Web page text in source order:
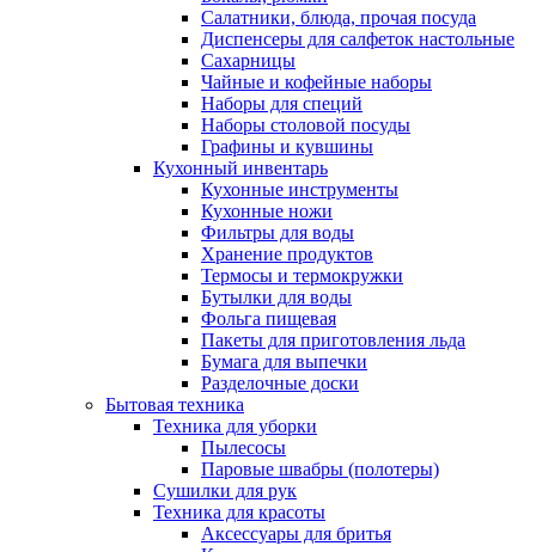
Салатники, блюда, прочая посуда
Диспенсеры для салфеток настольные
Сахарницы
Чайные и кофейные наборы
Наборы для специй
Наборы столовой посуды
Графины и кувшины
Кухонный инвентарь
Кухонные инструменты
Кухонные ножи
Фильтры для воды
Хранение продуктов
Термосы и термокружки
Бутылки для воды
Фольга пищевая
Пакеты для приготовления льда
Бумага для выпечки
Разделочные доски
Бытовая техника
Техника для уборки
Пылесосы
Паровые швабры (полотеры)
Сушилки для рук
Техника для красоты
Аксессуары для бритья